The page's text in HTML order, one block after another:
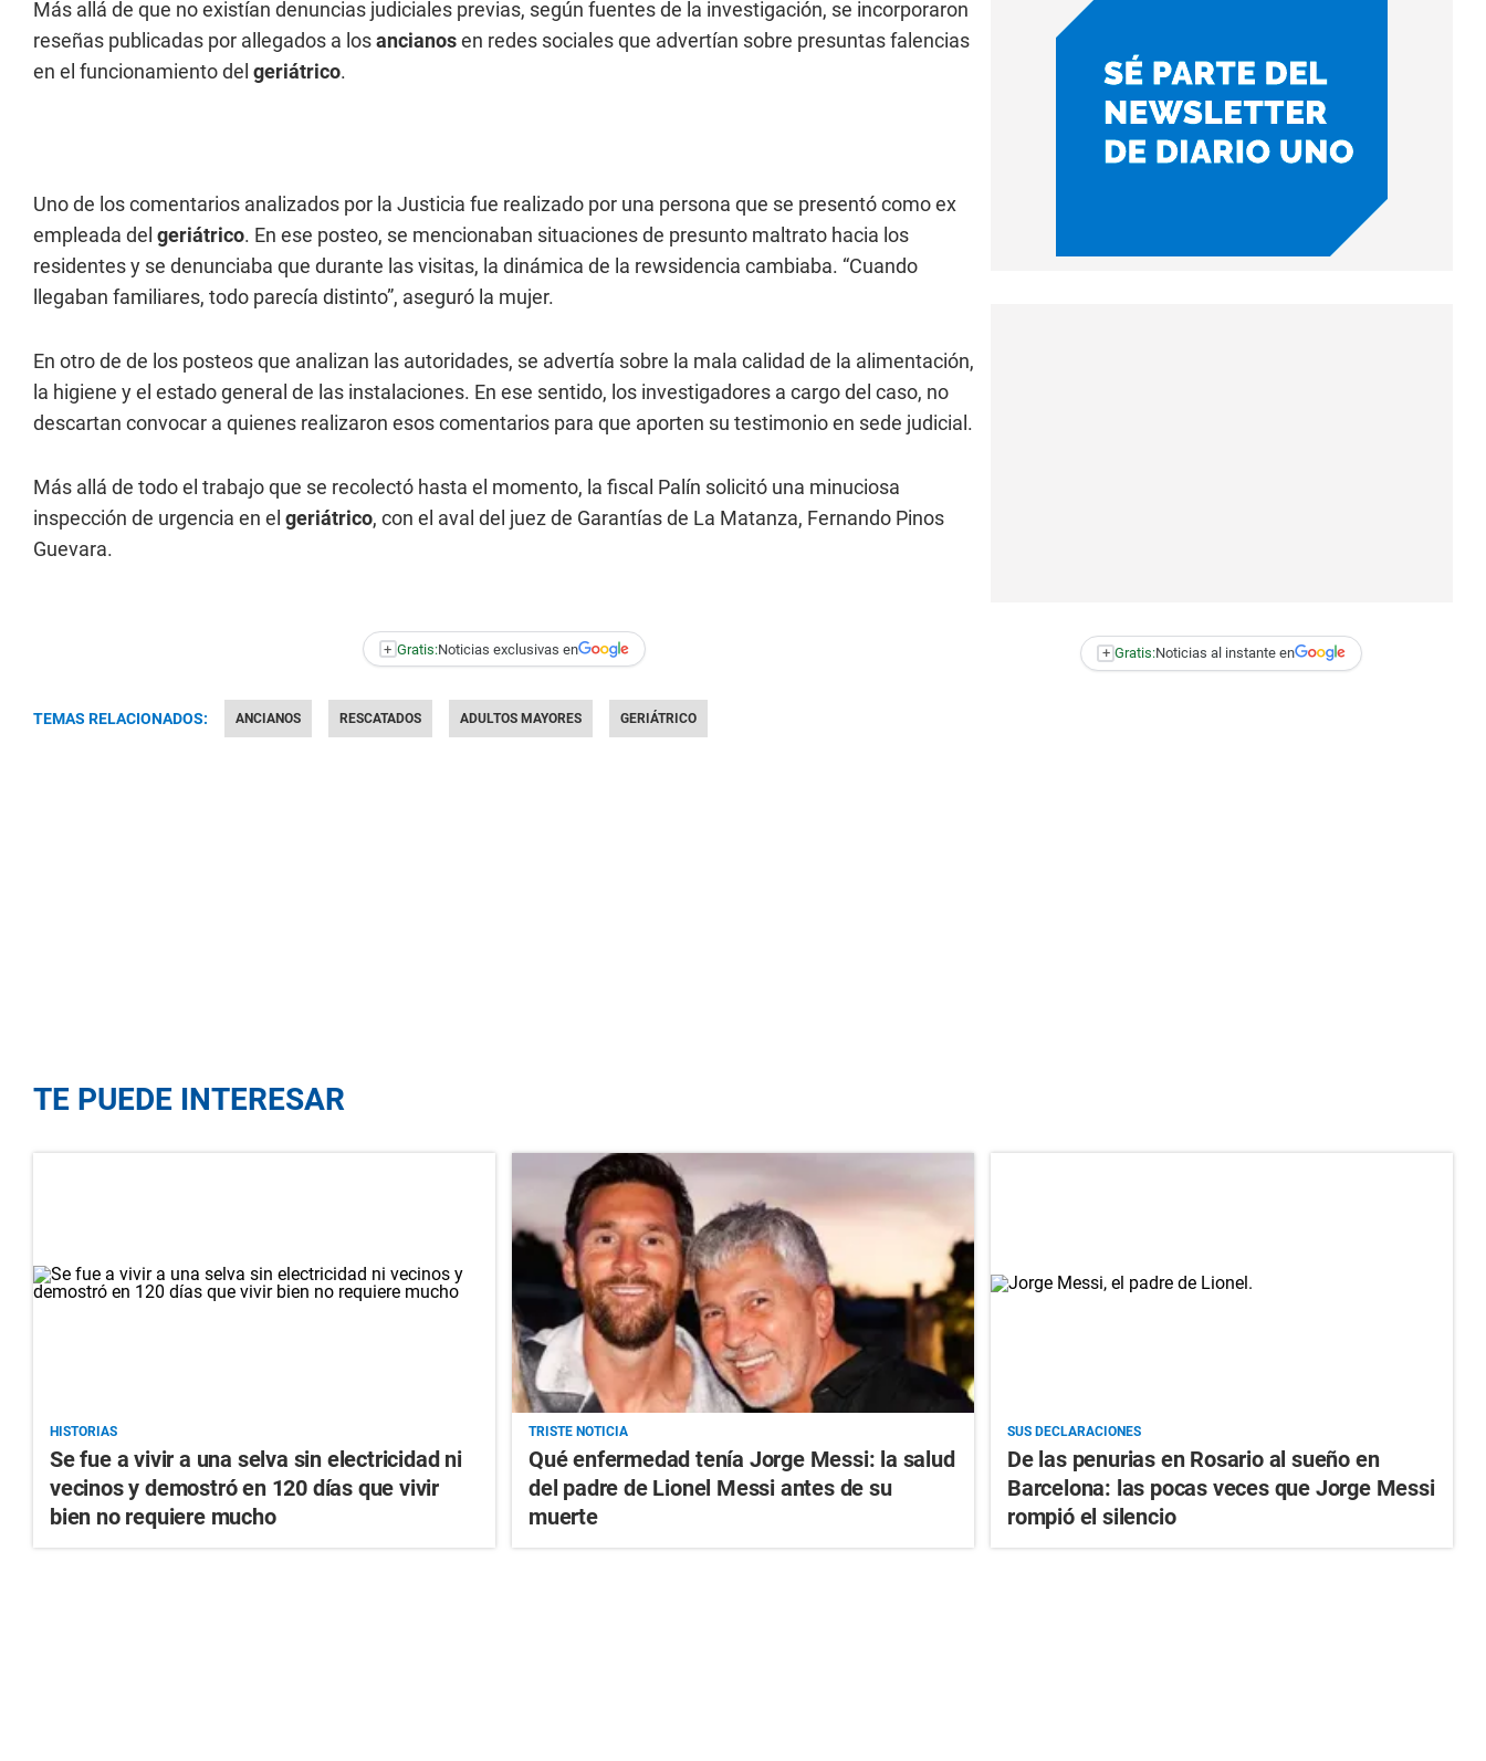
Más allá de que no existían denuncias judiciales previas, según fuentes de la investigación, se incorporaron
reseñas publicadas por allegados a losancianosen redes sociales que advertían sobre presuntas falencias
en el funcionamiento del geriátrico.
Uno de los comentarios analizados por la Justicia fue realizado por una persona que se presentó como ex
empleada del geriátrico. En ese posteo, se mencionaban situaciones de presunto maltrato hacia los
residentes y se denunciaba que durante las visitas, la dinámica de la rewsidencia cambiaba. “Cuando
llegaban familiares, todo parecía distinto”, aseguró la mujer.
En otro de de los posteos que analizan las autoridades, se advertía sobre la mala calidad de la alimentación,
la higiene y el estado general de las instalaciones. En ese sentido, los investigadores a cargo del caso, no
descartan convocar a quienes realizaron esos comentarios para que aporten su testimonio en sede judicial.
Más allá de todo el trabajo que se recolectó hasta el momento, la fiscal Palín solicitó una minuciosa
inspección de urgencia en el geriátrico, con el aval del juez de Garantías de La Matanza, Fernando Pinos
Guevara.
+ Gratis:Noticias exclusivas en
TEMAS RELACIONADOS: ANCIANOS RESCATADOS ADULTOS MAYORES GERIÁTRICO
+ Gratis:Noticias al instante en
TE PUEDE INTERESAR
HISTORIAS
Se fue a vivir a una selva sin electricidad ni
vecinos y demostró en 120 días que vivir
bien no requiere mucho
TRISTE NOTICIA
Qué enfermedad tenía Jorge Messi: la salud
del padre de Lionel Messi antes de su
muerte
SUS DECLARACIONES
De las penurias en Rosario al sueño en
Barcelona: las pocas veces que Jorge Messi
rompió el silencio